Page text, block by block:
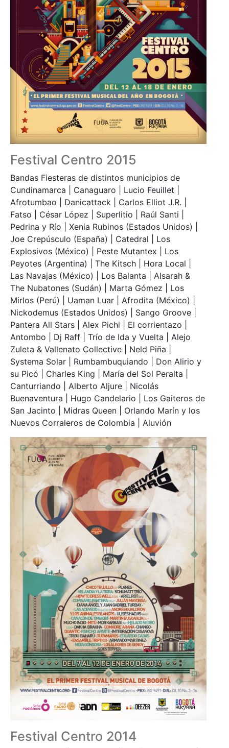
Festival Centro 2015
Bandas Fiesteras de distintos municipios de
Cundinamarca | Canaguaro | Lucio Feuillet |
Afrotumbao | Danicattack | Carlos Elliot J.R. |
Fatso | César López | Superlitio | Raúl Santi |
Pedrina y Río | Xenia Rubinos (Estados Unidos) |
Joe Crepúsculo (España) | Catedral | Los
Explosivos (México) | Peste Mutantex | Los
Peyotes (Argentina) | The Kitsch | Hora Local |
Las Navajas (México) | Los Balanta | Alsarah &
The Nubatones (Sudán) | Marta Gómez | Los
Mirlos (Perú) | Uaman Luar | Afrodita (México) |
Nickodemus (Estados Unidos) | Sango Groove |
Pantera All Stars | Alex Pichi | El corrientazo |
Antombo | Dj Raff | Trío de Ida y Vuelta | Alejo
Zuleta & Vallenato Collective | Neld Piña |
Systema Solar | Rumbambuquiando | Don Alirio y
su Picó | Charles King | María del Sol Peralta |
Canturriando | Alberto Aljure | Nicolás
Buenaventura | Hugo Candelario | Los Gaiteros de
San Jacinto | Midras Queen | Orlando Marín y los
Nuevos Corraleros de Colombia | Aluvión
Festival Centro 2014